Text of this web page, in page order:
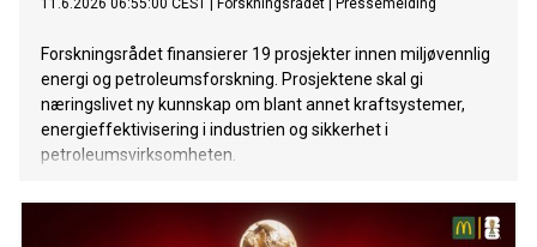
11.6.2026 06:55:00 CEST Forskningsrådet Pressemelding
Forskningsrådet finansierer 19 prosjekter innen miljøvennlig
energi og petroleumsforskning. Prosjektene skal gi
næringslivet ny kunnskap om blant annet kraftsystemer,
energieffektivisering i industrien og sikkerhet i
petroleumsvirksomheten.